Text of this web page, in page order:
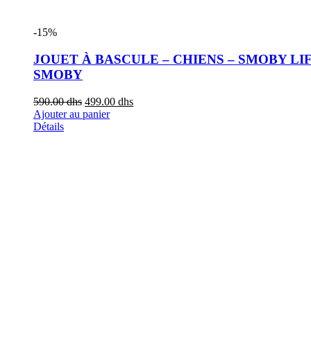
-15%
JOUET À BASCULE – CHIENS – SMOBY
SMOBY
590.00dhs 499.00 dhs
Ajouter au panier
Détails